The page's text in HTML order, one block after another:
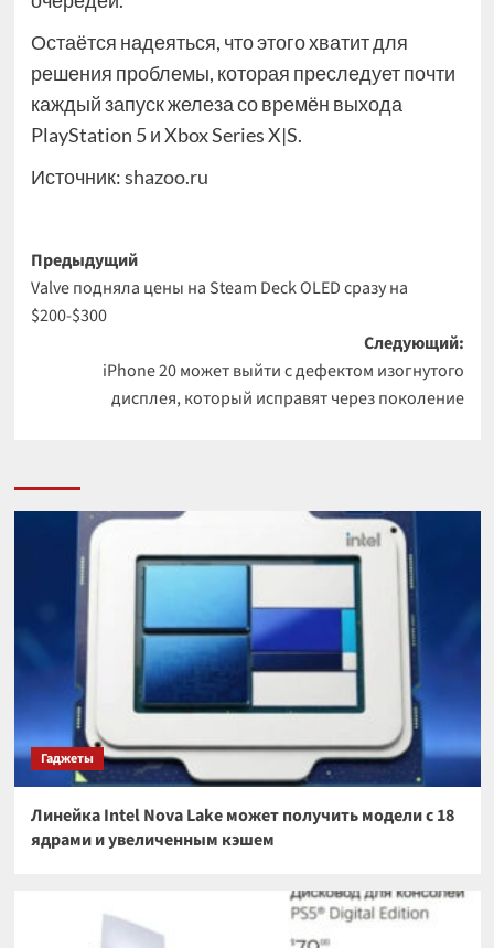
Остаётся надеяться, что этого хватит для
решения проблемы, которая преследует почти
каждый запуск железа со времён выхода
PlayStation 5 и Xbox Series X|S.
Источник:shazoo.ru
Навигация
записи
Предыдущий
Valve подняла цены на Steam Deck OLED сразу на
$200-$300
Следующий:
iPhone 20 может выйти с дефектом изогнутого
дисплея, который исправят через поколение
Гаджеты
Линейка Intel Nova Lake может получить модели с 18
ядрами и увеличенным кэшем